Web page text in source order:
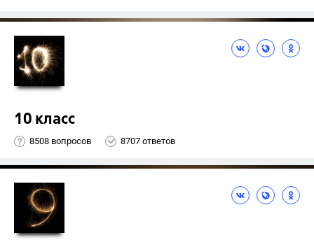
10 класс
8508 вопросов 8707 ответов